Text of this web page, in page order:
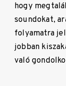
hogy
soundokat,
folyamatra
jobban
való